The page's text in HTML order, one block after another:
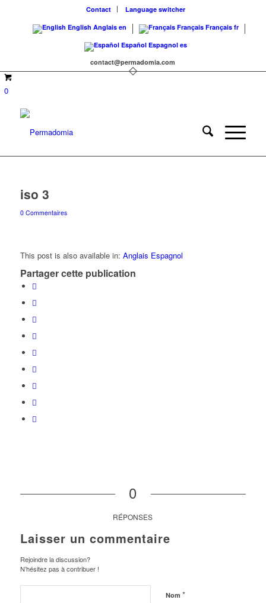
Contact
Language switcher
English Anglais en Français Français fr
Español Espagnol es
contact@permadomia.com
0
iso 3
0 Commentaires
This post is also available in: Anglais Espagnol
Partager cette publication
0
RÉPONSES
Laisser un commentaire
Rejoindre la discussion?
N’hésitez pas à contribuer !
Nom *